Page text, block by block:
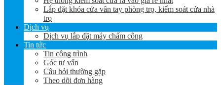
Lắp đặt khóa cửa vân tay phòng trọ, kiểm soát cửa nhà
trọ
Dịch vụ
Dịch vụ lắp đặt máy chấm công
Tin tức
Tin công trình
Góc tư vấn
Câu hỏi thường gặp
Theo dõi đơn hàng